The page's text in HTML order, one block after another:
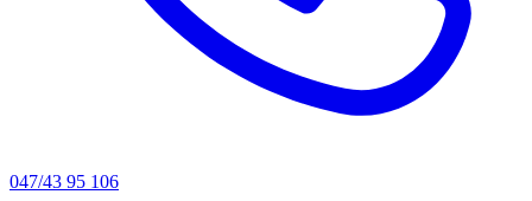
047/43 95 106